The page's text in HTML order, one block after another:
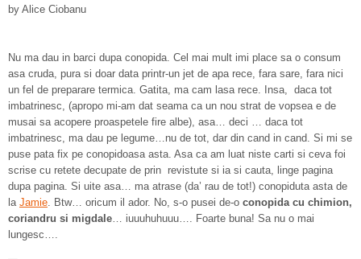
by Alice Ciobanu
Nu ma dau in barci dupa conopida. Cel mai mult imi place sa o consum
asa cruda, pura si doar data printr-un jet de apa rece, fara sare, fara nici
un fel de preparare termica. Gatita, ma cam lasa rece. Insa, daca tot
imbatrinesc, (apropo mi-am dat seama ca un nou strat de vopsea e de
musai sa acopere proaspetele fire albe), asa… deci … daca tot
imbatrinesc, ma dau pe legume…nu de tot, dar din cand in cand. Si mi se
puse pata fix pe conopidoasa asta. Asa ca am luat niste carti si ceva foi
scrise cu retete decupate de prin revistute si ia si cauta, linge pagina
dupa pagina. Si uite asa… ma atrase (da’ rau de tot!) conopiduta asta de
la Jamie. Btw… oricum il ador. No, s-o pusei de-o conopida cu chimion,
coriandru si migdale… iuuuhuhuuu…. Foarte buna! Sa nu o mai
lungesc….